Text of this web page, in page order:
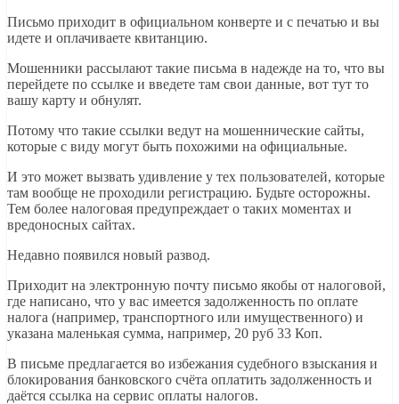
Письмо приходит в официальном конверте и с печатью и вы
идете и оплачиваете квитанцию.
Мошенники рассылают такие письма в надежде на то, что вы
перейдете по ссылке и введете там свои данные, вот тут то
вашу карту и обнулят.
Потому что такие ссылки ведут на мошеннические сайты,
которые с виду могут быть похожими на официальные.
И это может вызвать удивление у тех пользователей, которые
там вообще не проходили регистрацию. Будьте осторожны.
Тем более налоговая предупреждает о таких моментах и
вредоносных сайтах.
Недавно появился новый развод.
Приходит на электронную почту письмо якобы от налоговой,
где написано, что у вас имеется задолженность по оплате
налога (например, транспортного или имущественного) и
указана маленькая сумма, например, 20 руб 33 Коп.
В письме предлагается во избежания судебного взыскания и
блокирования банковского счёта оплатить задолженность и
даётся ссылка на сервис оплаты налогов.